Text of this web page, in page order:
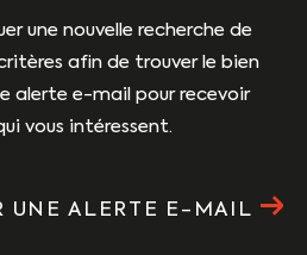
une nouvelle recherche de
afin de trouver le bien
alerte e-mail pour recevoir
vous intéressent.
UNE ALERTE E-MAIL